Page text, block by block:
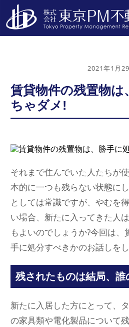
2021年1月
賃貸物件の残置物は
ちゃダメ!
それまで住んでいた人たちが
本的に一つも残らない状態に
としては常識ですが、やむを
い場合、新たに入ってきた人
もよいのでしょうか?今回は
手に処分すべきかのお話しをし
残されたものは結局、誰
新たに入居した方にとって、
の家具類や電化製品について